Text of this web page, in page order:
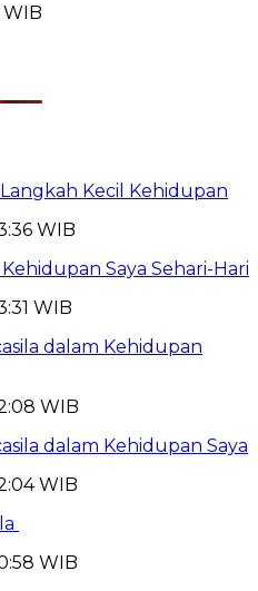
Kecil Kehidupan
WIB
Saya Sehari-Hari
WIB
dalam Kehidupan
WIB
dalam Kehidupan Saya
WIB
WIB